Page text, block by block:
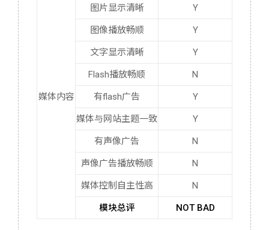
媒体内容
图片显示清晰 Y
图像播放畅顺 Y
文字显示清晰 Y
Flash播放畅顺 N
有flash广告 Y
媒体与网站主题一致 Y
有声像广告 N
声像广告播放畅顺 N
媒体控制自主性高 N
模块总评 NOT BAD